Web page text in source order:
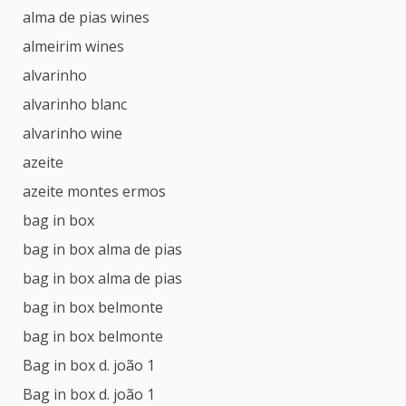
alma de pias wines
almeirim wines
alvarinho
alvarinho blanc
alvarinho wine
azeite
azeite montes ermos
bag in box
bag in box alma de pias
bag in box alma de pias
bag in box belmonte
bag in box belmonte
Bag in box d. joão 1
Bag in box d. joão 1